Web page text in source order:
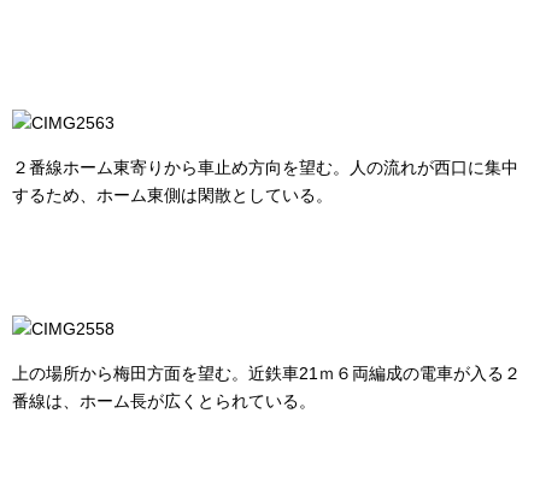
２番線ホーム東寄りから車止め方向を望む。人の流れが西口に集中
するため、ホーム東側は閑散としている。
上の場所から梅田方面を望む。近鉄車21ｍ６両編成の電車が入る２
番線は、ホーム長が広くとられている。